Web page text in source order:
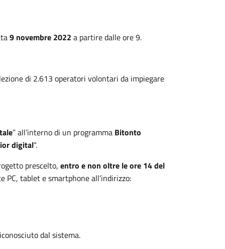
9 novembre 2022 a partire dalle ore 9.
di 2.613 operatori volontari da impiegare
” all’interno di un programma Bitonto
digital“.
prescelto, entro e non oltre leore 14 del
PC, tablet e smartphone all’indirizzo:
dal sistema.